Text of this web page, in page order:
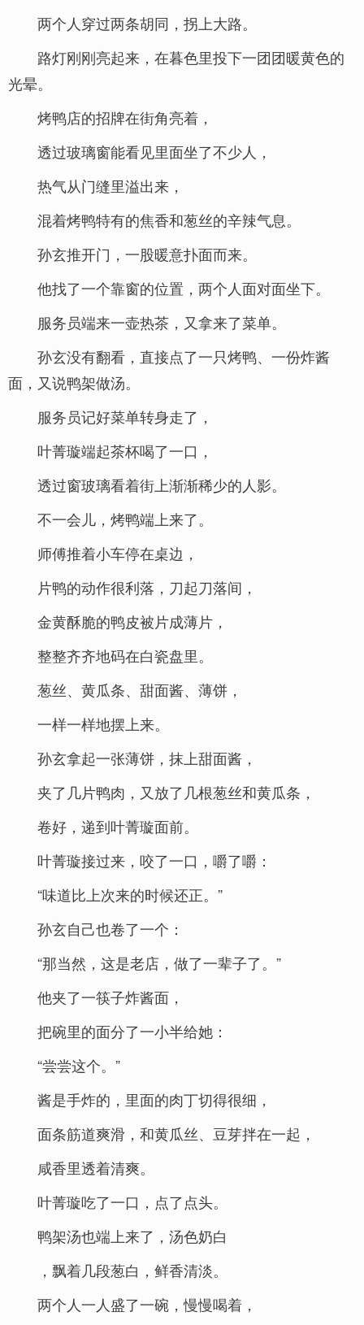
两个人穿过两条胡同，拐上大路。
路灯刚刚亮起来，在暮色里投下一团团暖黄色的
光晕。
烤鸭店的招牌在街角亮着，
透过玻璃窗能看见里面坐了不少人，
热气从门缝里溢出来，
混着烤鸭特有的焦香和葱丝的辛辣气息。
孙玄推开门，一股暖意扑面而来。
他找了一个靠窗的位置，两个人面对面坐下。
服务员端来一壶热茶，又拿来了菜单。
孙玄没有翻看，直接点了一只烤鸭、一份炸酱
面，又说鸭架做汤。
服务员记好菜单转身走了，
叶菁璇端起茶杯喝了一口，
透过窗玻璃看着街上渐渐稀少的人影。
不一会儿，烤鸭端上来了。
师傅推着小车停在桌边，
片鸭的动作很利落，刀起刀落间，
金黄酥脆的鸭皮被片成薄片，
整整齐齐地码在白瓷盘里。
葱丝、黄瓜条、甜面酱、薄饼，
一样一样地摆上来。
孙玄拿起一张薄饼，抹上甜面酱，
夹了几片鸭肉，又放了几根葱丝和黄瓜条，
卷好，递到叶菁璇面前。
叶菁璇接过来，咬了一口，嚼了嚼：
“味道比上次来的时候还正。”
孙玄自己也卷了一个：
“那当然，这是老店，做了一辈子了。”
他夹了一筷子炸酱面，
把碗里的面分了一小半给她：
“尝尝这个。”
酱是手炸的，里面的肉丁切得很细，
面条筋道爽滑，和黄瓜丝、豆芽拌在一起，
咸香里透着清爽。
叶菁璇吃了一口，点了点头。
鸭架汤也端上来了，汤色奶白
，飘着几段葱白，鲜香清淡。
两个人一人盛了一碗，慢慢喝着，